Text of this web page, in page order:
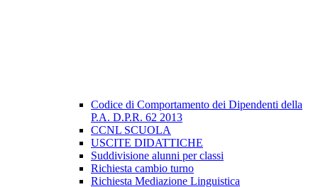
Codice di Comportamento dei Dipendenti della
P.A. D.P.R. 62 2013
CCNL SCUOLA
USCITE DIDATTICHE
Suddivisione alunni per classi
Richiesta cambio turno
Richiesta Mediazione Linguistica